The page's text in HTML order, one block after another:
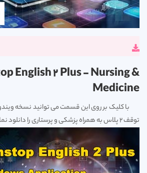
English 2 Plus - Nursing &
Medicine
با کلیک بر روی این قسمت می توانید نسخه
توقف 2 پلاس به همراه پزشکی و پرستاری را دانلود نمایید.